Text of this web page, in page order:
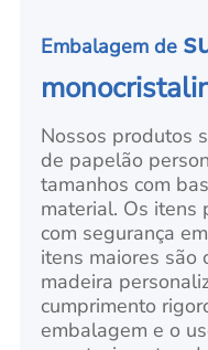
Embalagem de
Nossos produtos
de papelão
tamanhos com
material. Os itens
com segurança
itens maiores são
madeira
cumprimento
embalagem e o